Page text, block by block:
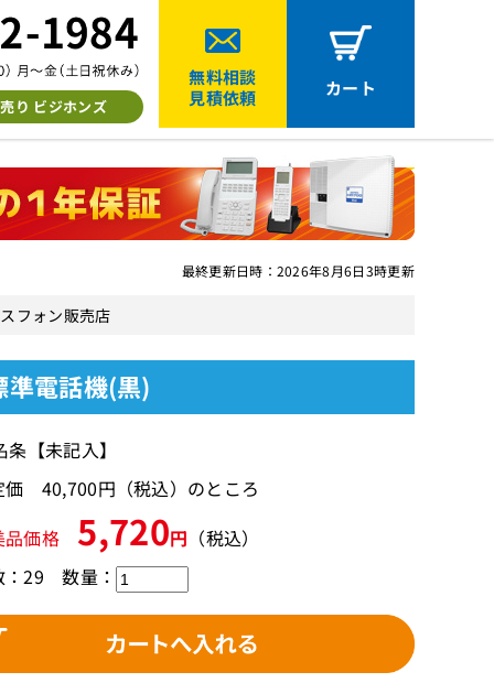
り ビジホンズ
無料相談
見積依頼
カート
最終更新日時：2026年8月6日3時更新
フォン販売店
電話機(黒)
【未記入】
価 40,700円（税込）のところ
品価格 5,720円 （税込）
：29 数量：